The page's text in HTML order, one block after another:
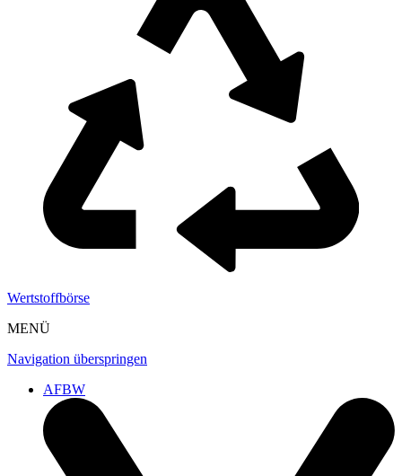
Wertstoffbörse
MENÜ
Navigation überspringen
AFBW